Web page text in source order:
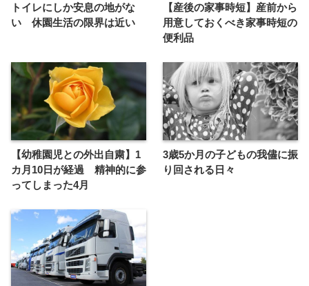
トイレにしか安息の地がな
い 休園生活の限界は近い
【産後の家事時短】産前から
用意しておくべき家事時短の
便利品
【幼稚園児との外出自粛】1
カ月10日が経過 精神的に参
ってしまった4月
3歳5か月の子どもの我儘に振
り回される日々